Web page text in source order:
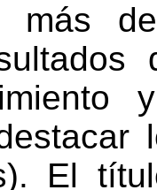
más
El